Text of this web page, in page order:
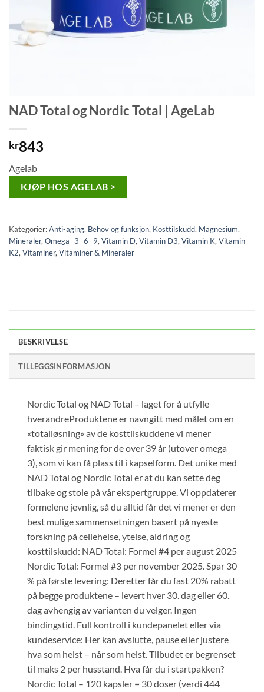
NAD Total og Nordic Total | AgeLab
kr843
Agelab
KJØP HOS AGELAB >
Kategorier:Anti-aging, Behov og funksjon, Kosttilskudd, Magnesium,
Mineraler,Omega -3 -6 -9,Vitamin D,Vitamin D3,Vitamin K,Vitamin
K2,Vitaminer,Vitaminer & Mineraler
BESKRIVELSE
TILLEGGSINFORMASJON
Nordic Total og NAD Total – laget for å utfylle
hverandreProduktene er navngitt med målet om en
«totalløsning» av de kosttilskuddene vi mener
faktisk gir mening for de over 39 år (utover omega
3), som vi kan få plass til i kapselform. Det unike med
NAD Total og Nordic Total er at du kan sette deg
tilbake og stole på vår ekspertgruppe. Vi oppdaterer
formelene jevnlig, så du alltid får det vi mener er den
best mulige sammensetningen basert på nyeste
forskning på cellehelse, ytelse, aldring og
kosttilskudd: NAD Total: Formel #4 per august 2025
Nordic Total: Formel #3 per november 2025. Spar 30
% på første levering: Deretter får du fast 20% rabatt
på begge produktene – levert hver 30. dag eller 60.
dag avhengig av varianten du velger. Ingen
bindingstid. Full kontroll i kundepanelet eller via
kundeservice: Her kan avslutte, pause eller justere
hva som helst – når som helst. Tilbudet er begrenset
til maks 2 per husstand. Hva får du i startpakken?
Nordic Total – 120 kapsler = 30 doser (verdi 444